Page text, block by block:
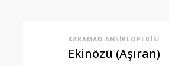
KARAMAN ANSIKLOPEDISI
Ekinözü (Aşıran)